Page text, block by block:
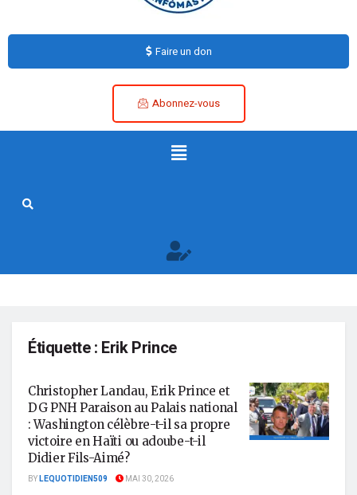
Faire un don
Abonnez-vous
Étiquette : Erik Prince
Christopher Landau, Erik Prince et
DG PNH Paraison au Palais national
: Washington célèbre-t-il sa propre
victoire en Haïti ou adoube-t-il
Didier Fils-Aimé?
BYLEQUOTIDIEN509 MAI 30, 2026